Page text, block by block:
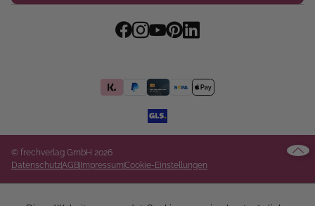
© frechverlag GmbH 2026
DatenschutzAGB ImpressumCookie-Einstellungen